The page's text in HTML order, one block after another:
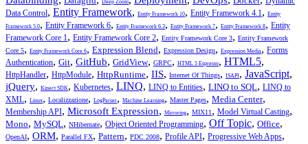
Deep Zoom
Data Control, Entity Framework, Entity Framework 10, Entity Framework 4.1, Entity
Framework 5.0, Entity Framework 6, Entity Framework 6.3, Entity Framework 7, Entity Framework 8, Entity
Framework Core 1, Entity Framework Core 2, Entity Framework Core 3, Entity Framework
Core 5, Entity Framework Core 6, Expression Blend, Expression Design, Expression Media, Forms
Authentication, Git, GitHub, GridView, GRPC, HTML 5 Espresso, HTML5,
HttpHandler, HttpModule, HttpRuntime, IIS, Internet Of Things, ISAPI, JavaScript,
jQuery, Kinect SDK, Kubernetes, LINQ, LINQ to Entities, LINQ to SQL, LINQ to
XML, Linux, Localizzazione, LogParser, Machine Learning, Master Pages, Media Center,
Membership API, Microsoft Expression, Mirroring, MIX11, Model Virtual Casting,
Mono, MySQL, NHibernate, Object Oriented Programming, Off Topic, Office,
OpenAI, ORM, Parallel FX, Pattern, PDC 2008, Profile API, Progressive Web Apps,